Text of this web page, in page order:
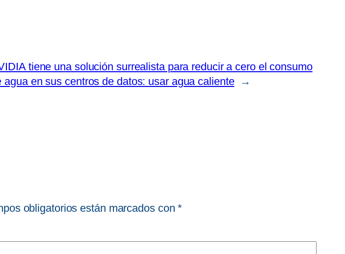
tiene una solución surrealista para reducir a cero el consumo
agua en sus centros de datos: usar agua caliente
→
obligatorios están marcados con*